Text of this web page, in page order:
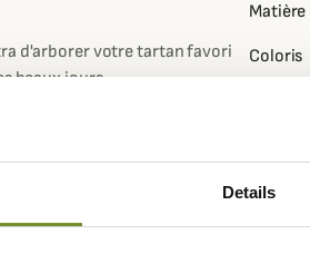
Details
d'arborer votre tartan favori
beaux jours.
à l'intersaison, cet élégant
pour compléter votre look
emblématiques de la marque
Matière
Coloris